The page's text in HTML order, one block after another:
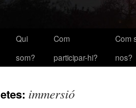
Qui
som?
Com
participar-hi?
Com
nos?
immersió